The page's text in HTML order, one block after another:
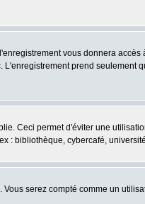
vous donnera accès
prend seulement
Ceci permet d'éviter une
: bibliothèque, cybercafé,
serez compté comme un